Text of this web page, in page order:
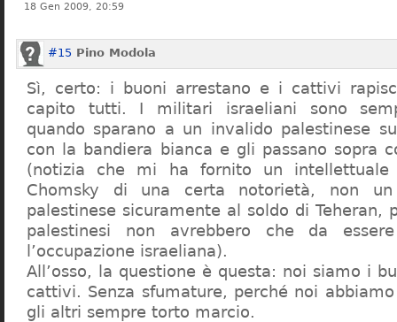
18 Gen 2009, 20:59
#15 Pino Modola
Sì, certo: i buoni arrestano e i cattivi
capito tutti. I militari israeliani sono
quando sparano a un invalido palestinese
con la bandiera bianca e gli passano sopra
(notizia che mi ha fornito un intellettuale
Chomsky di una certa notorietà, non
palestinese sicuramente al soldo di Teheran,
palestinesi non avrebbero che da
l’occupazione israeliana).
All’osso, la questione è questa: noi siamo i
cattivi. Senza sfumature, perché noi
gli altri sempre torto marcio.